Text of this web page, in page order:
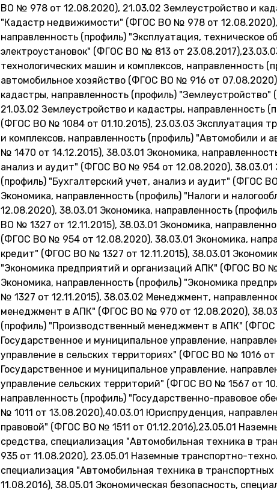
ВО № 978 от 12.08.2020), 21.03.02 Землеустройство и
"Кадастр недвижимости" (ФГОС ВО № 978 от
направленность (профиль) "Эксплуатация, техническое
электроустановок" (ФГОС ВО № 813 от
технологических машин и комплексов, направленность
автомобильное хозяйство (ФГОС ВО № 916 от
кадастры, направленность (профиль)
21.03.02 Землеустройство и кадастры, направленность
(ФГОС ВО № 1084 от 01.10.2015), 23.03.03 Эксплуатация
и комплексов, направленность (профиль) "Автомобили и
№ 1470 от 14.12.2015), 38.03.01 Экономика,
анализ и аудит" (ФГОС ВО № 954 от 12.08.2020), 38.03.01
(профиль) "Бухгалтерский учет, анализ и аудит" (ФГОС
Экономика, направленность (профиль) "Налоги и
12.08.2020), 38.03.01 Экономика, направленность
ВО № 1327 от 12.11.2015), 38.03.01 Экономика,
(ФГОС ВО № 954 от 12.08.2020), 38.03.01 Экономика,
кредит" (ФГОС ВО № 1327 от 12.11.2015), 38.03.01
"Экономика предприятий и организаций АПК" (ФГОС ВО
Экономика, направленность (профиль) "Экономика
№ 1327 от 12.11.2015), 38.03.02 Менеджмент,
менеджмент в АПК" (ФГОС ВО № 970 от 12.08.2020),
(профиль) "Производственный менеджмент в АПК" (ФГОС
Государственное и муниципальное управление,
управление в сельских территориях" (ФГОС ВО № 1016
Государственное и муниципальное управление,
управление сельских территорий" (ФГОС ВО № 1567 от
направленность (профиль) "Государственно-правовое
№ 1011 от 13.08.2020),40.03.01 Юриспруденция,
правовой" (ФГОС ВО № 1511 от 01.12.2016),23.05.01
средства, специализация "Автомобильная техника в
935 от 11.08.2020), 23.05.01 Наземные транспортно-
специализация "Автомобильная техника в
11.08.2016), 38.05.01 Экономическая безопасность,